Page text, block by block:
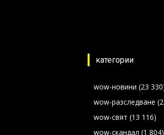
категории
wow-новини (23
wow-разследване
wow-свят (13 116)
wow-скандал (1 804)